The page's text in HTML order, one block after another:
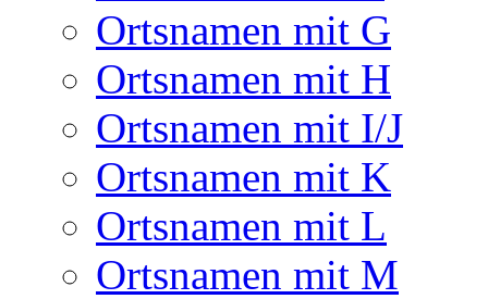
Ortsnamen mit G
Ortsnamen mit H
Ortsnamen mit I/J
Ortsnamen mit K
Ortsnamen mit L
Ortsnamen mit M